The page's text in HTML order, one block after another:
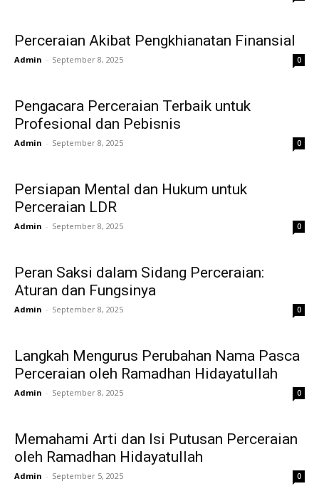
Perceraian Akibat Pengkhianatan Finansial
Admin - September 8, 2025 0
Pengacara Perceraian Terbaik untuk
Profesional dan Pebisnis
Admin - September 8, 2025 0
Persiapan Mental dan Hukum untuk
Perceraian LDR
Admin - September 8, 2025 0
Peran Saksi dalam Sidang Perceraian:
Aturan dan Fungsinya
Admin - September 8, 2025 0
Langkah Mengurus Perubahan Nama Pasca
Perceraian oleh Ramadhan Hidayatullah
Admin - September 8, 2025 0
Memahami Arti dan Isi Putusan Perceraian
oleh Ramadhan Hidayatullah
Admin - September 5, 2025 0